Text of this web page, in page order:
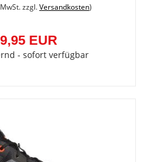
zzgl.Versandkosten)
EUR
- sofort verfügbar